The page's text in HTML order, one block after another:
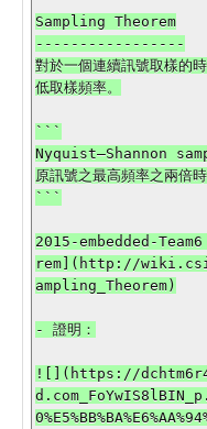
Sampling Theorem
-----------------
對於一個連續訊號取樣
低取樣頻率。
```
Nyquist–Shannon
原訊號之最高頻率之兩倍
```
2015-embedded-
rem](http://
ampling_Theorem)
- 證明：
![](https://